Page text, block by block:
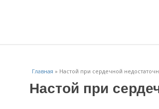
Главная » Настой при сердечной
Настой при